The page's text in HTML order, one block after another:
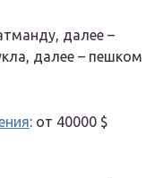
далее –
далее – пешком
: от 40000 $